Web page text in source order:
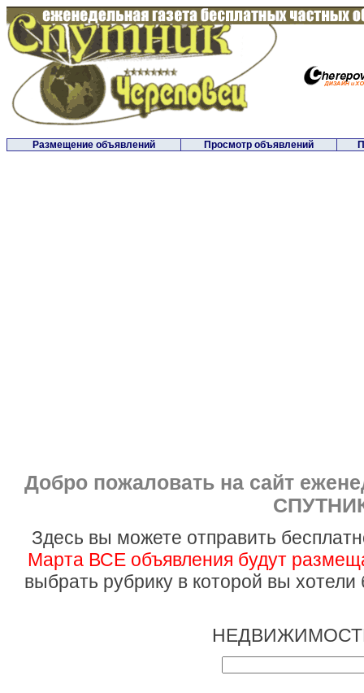
Размещение объявлений Просмотр объявлений
Добро пожаловать на сайт
Здесь вы можете отправить
Марта ВСЕ объявления будут
выбрать рубрику в которой вы